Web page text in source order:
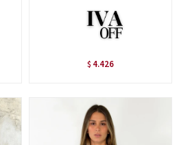
$ 4.426